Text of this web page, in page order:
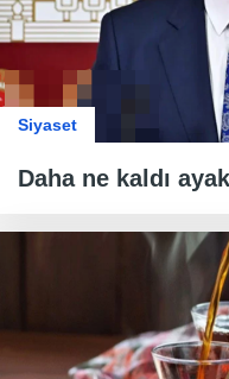
Siyaset
Daha ne kaldı